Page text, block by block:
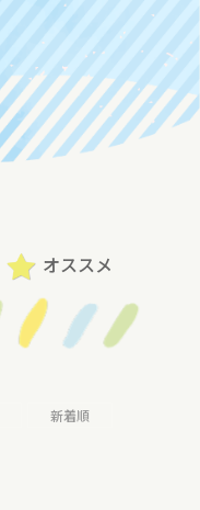
オススメ
新着順